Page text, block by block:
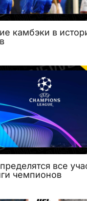
камбэки в
все
чемпионов